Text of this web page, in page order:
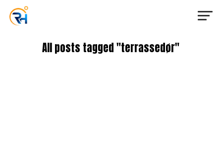
All posts tagged "terrassedør"